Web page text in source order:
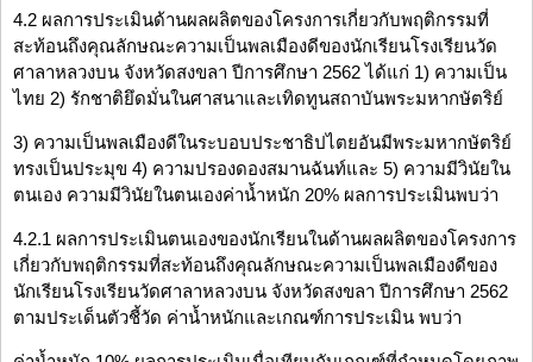
4.2 ผลการประเมินด้านผลผลิตของโครงการเกี่ยวกับพฤติกรรมที่
สะท้อนถึงคุณลักษณะความเป็นพลเมืองดีของนักเรียนโรงเรียนวัด
ศาลาหลวงบน จังหวัดสงขลา ปีการศึกษา 2562 ได้แก่ 1) ความเป็น
ไทย 2) รักชาติยึดมั่นในศาสนาและเทิดทูนสถาบันพระมหากษัตริย์
3) ความเป็นพลเมืองดีในระบอบประชาธิปไตยอันมีพระมหากษัตริย์
ทรงเป็นประมุข 4) ความปรองดองสมานฉันท์และ 5) ความมีวินัยใน
ตนเอง ความมีวินัยในตนเองค่าน้ำหนัก 20% ผลการประเมินพบว่า
4.2.1 ผลการประเมินตนเองของนักเรียนในด้านผลผลิตของโครงการ
เกี่ยวกับพฤติกรรมที่สะท้อนถึงคุณลักษณะความเป็นพลเมืองดีของ
นักเรียนโรงเรียนวัดศาลาหลวงบน จังหวัดสงขลา ปีการศึกษา 2562
ตามประเด็นตัวชี้วัด ค่าน้ำหนักและเกณฑ์การประเมิน พบว่า